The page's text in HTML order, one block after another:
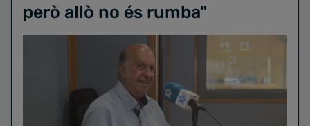
però allò no és rumba"